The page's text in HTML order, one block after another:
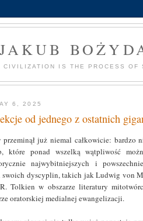
JAKUB
CIVILIZATION IS THE PROCESS OF
6, 2025
od jednego z ostatnich
przeminął już niemal całkowicie: bardzo
które ponad wszelką wątpliwość
najwybitniejszych i
dyscyplin, takich jak Ludwig von
Tolkien w obszarze literatury
oratorskiej medialnej ewangelizacji.